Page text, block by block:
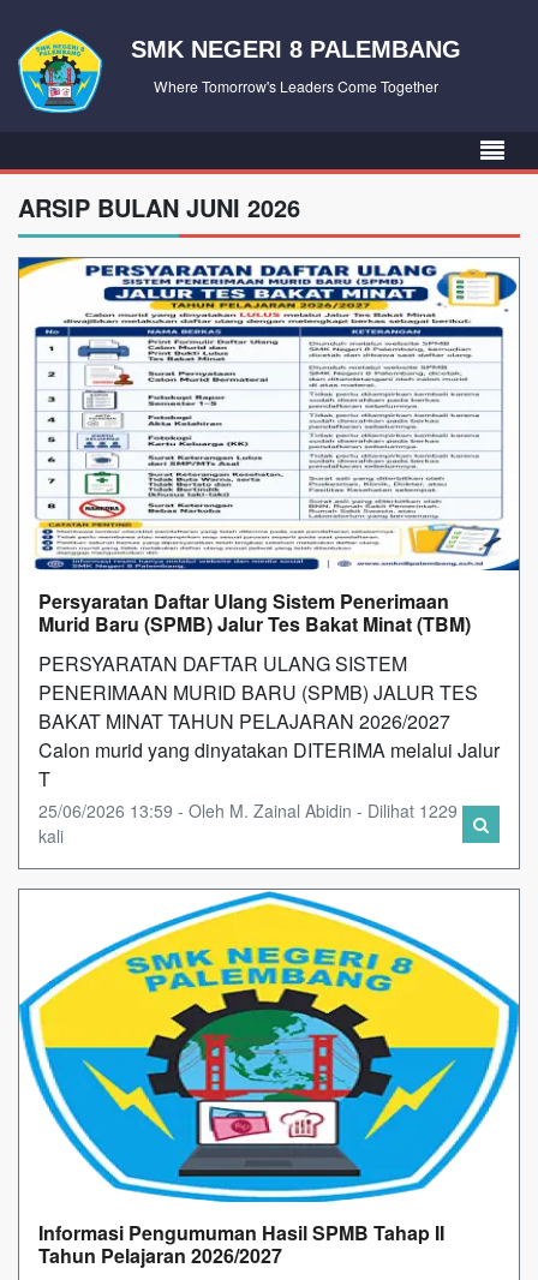
SMK NEGERI 8 PALEMBANG
Where Tomorrow's Leaders Come Together
ARSIP BULAN JUNI 2026
Persyaratan Daftar Ulang Sistem Penerimaan
Murid Baru (SPMB) Jalur Tes Bakat Minat (TBM)
PERSYARATAN DAFTAR ULANG SISTEM
PENERIMAAN MURID BARU (SPMB) JALUR TES
BAKAT MINAT TAHUN PELAJARAN 2026/2027
Calon murid yang dinyatakan DITERIMA melalui Jalur
T
25/06/2026 13:59 - Oleh M. Zainal Abidin - Dilihat 1229
kali
Informasi Pengumuman Hasil SPMB Tahap II
Tahun Pelajaran 2026/2027